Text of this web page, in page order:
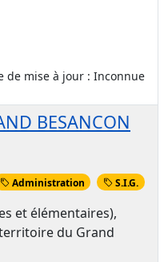
de mise à jour : Inconnue
BESANCON
Administration S.I.G.
et élémentaires),
du Grand